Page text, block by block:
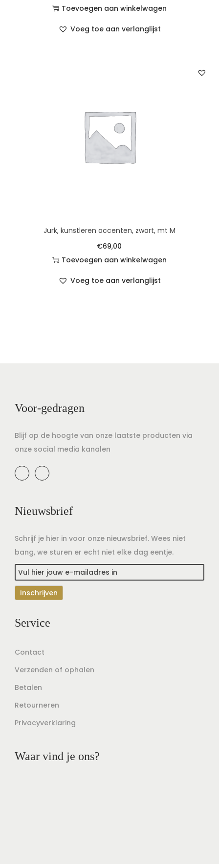
Toevoegen aan winkelwagen
Voeg toe aan verlanglijst
Jurk, kunstleren accenten, zwart, mt M
€69,00
Toevoegen aan winkelwagen
Voeg toe aan verlanglijst
Voor-gedragen
Blijf op de hoogte van onze laatste producten via
onze social media kanalen
Nieuwsbrief
Schrijf je hier in voor onze nieuwsbrief. Wees niet
bang, we sturen er echt niet elke dag eentje.
Service
Contact
Verzenden of ophalen
Betalen
Retourneren
Privacyverklaring
Waar vind je ons?